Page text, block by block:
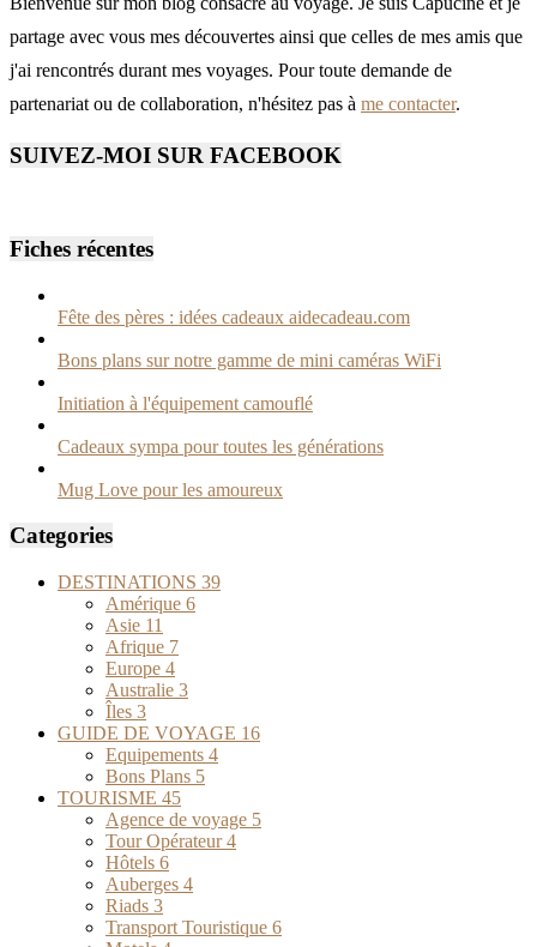
partage avec vous mes découvertes ainsi que celles de mes amis que
j'ai rencontrés durant mes voyages. Pour toute demande de
partenariat ou de collaboration, n'hésitez pas à me contacter.
SUIVEZ-MOI SUR FACEBOOK
Fiches récentes
Fête des pères : idées cadeaux aidecadeau.com
Bons plans sur notre gamme de mini caméras WiFi
Initiation à l'équipement camouflé
Cadeaux sympa pour toutes les générations
Mug Love pour les amoureux
Categories
DESTINATIONS 39
Amérique 6
Asie 11
Afrique 7
Europe 4
Australie 3
Îles 3
GUIDE DE VOYAGE 16
Equipements 4
Bons Plans 5
TOURISME 45
Agence de voyage 5
Tour Opérateur4
Hôtels 6
Auberges 4
Riads 3
Transport Touristique 6